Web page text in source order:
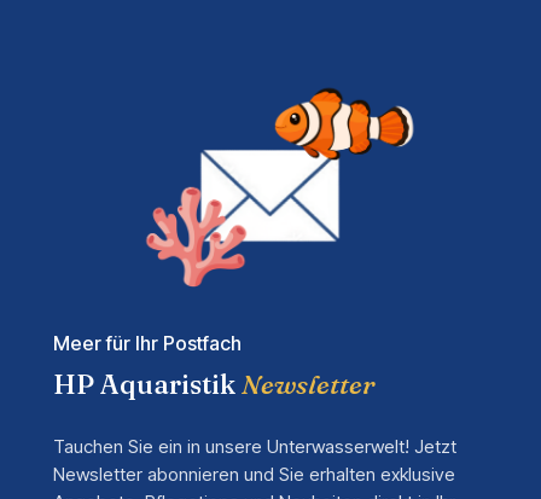
Meer für Ihr Postfach
HP AquaristikNewsletter
Tauchen Sie ein in unsere Unterwasserwelt! Jetzt
Newsletter abonnieren und Sie erhalten exklusive